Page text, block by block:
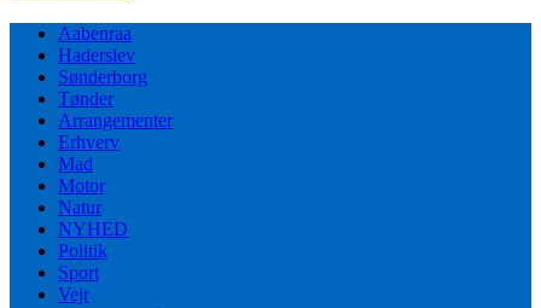
Aabenraa
Haderslev
Sønderborg
Tønder
Arrangementer
Erhverv
Mad
Motor
Natur
NYHED
Politik
Sport
Vejr